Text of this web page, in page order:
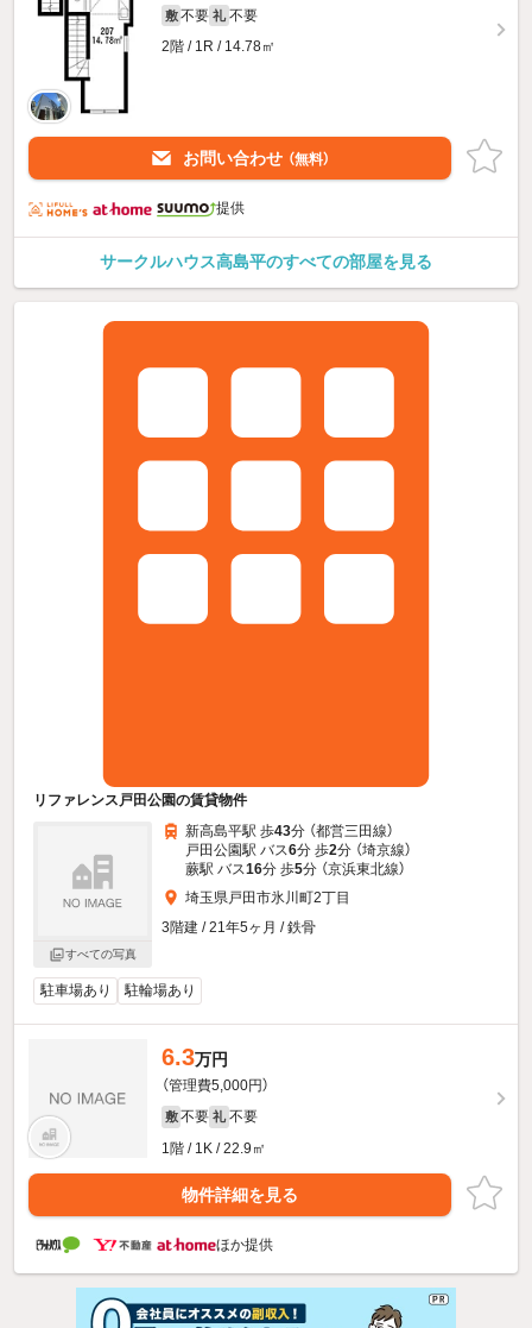
敷 不要 礼 不要
2階 / 1R / 14.78㎡
お問い合わせ （無料）
提供
サークルハウス高島平のすべての部屋を見る
リファレンス戸田公園の賃貸物件
すべての写真
新高島平駅 歩43分 （都営三田線）
戸田公園駅 バス6分 歩2分 （埼京線）
蕨駅 バス16分 歩5分 （京浜東北線）
埼玉県戸田市氷川町2丁目
3階建 / 21年5ヶ月 / 鉄骨
駐車場あり 駐輪場あり
6.3万円
（管理費5,000円）
敷 不要 礼 不要
1階 / 1K / 22.9㎡
物件詳細を見る
ほか提供